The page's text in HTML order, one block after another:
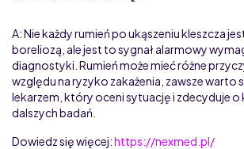
A: Nie każdy rumień po ukąszeniu kleszcza
boreliozą, ale jest to sygnał alarmowy
diagnostyki. Rumień może mieć różne
względu na ryzyko zakażenia, zawsze warto
lekarzem, który oceni sytuację i zdecyduje
dalszych badań.
Dowiedz się więcej:https://nexmed.pl/